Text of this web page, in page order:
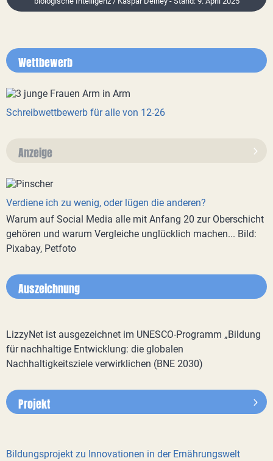
Wettbewerb
Schreibwettbewerb für alle von 12-26
Anzeige
Verdiene ich zu wenig, oder lügen die anderen?
Warum auf Social Media alle mit Anfang 20 zur Oberschicht
gehören und warum Vergleiche unglücklich machen... Bild:
Pixabay, Petfoto
Auszeichnung
LizzyNet ist ausgezeichnet im UNESCO-Programm „Bildung
für nachhaltige Entwicklung: die globalen
Nachhaltigkeitsziele verwirklichen (BNE 2030)
Projekt
Bildungsprojekt zu Innovationen in der Ernährungswelt